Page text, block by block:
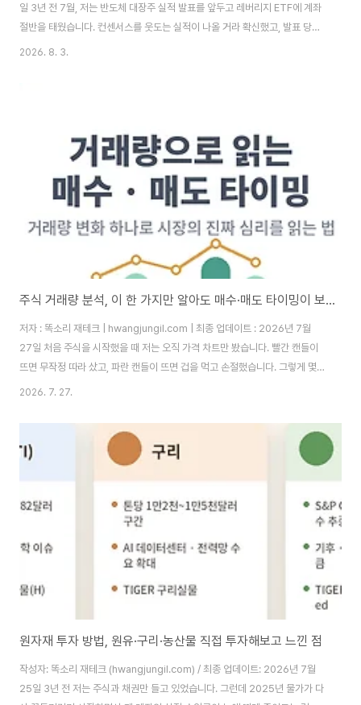
일 3년 전 7월, 저는 반도체 대장주 실적 발표를 앞두고 레버리지 ETF에 계좌
절반을 태웠습니다. 컨센서스를 웃도는 실적이 나올 거라 확신했고, 발표 당일
새벽까지 잠을 설쳐가며 시세창을 붙잡고 있었습니다. 결과는 예상과 정반대였
마다 어김없이 찾아옵니다. 개인 투자자가 이 구간을 어떻게 통과하느냐에..
2026. 8. 3.
주식 거래량 분석, 이 한 가지만 알아도 매수·매도 타이밍이 보입니다
저자 : 똑소리 재테크 | hwangjungil.com | 최종 업데이트 : 2026년 7월
27일 처음 주식을 시작했을 때 저는 오직 가격 차트만 봤습니다. 빨간 캔들이
뜨면 무작정 따라 샀고, 파란 캔들이 뜨면 겁을 먹고 손절했습니다. 그렇게 몇
번을 반복하다 보니 계좌는 조금씩 줄어들었고, 정작 왜 오르고 왜 내리는지는
매 방식이 초보 투자자를 가장 쉽게 무너뜨리는 함정이라는 점입니다. 가격은
언제든 조작된 것처럼 보이는 착시를 만들어낼 수 있습니다. 거래량이 뒷받침
되지 않은 상승은 며칠 안에 힘없이 꺾이는 경우가 많고, 그 사실을 모른 채 뒤
늦게 따라 들어간 투자자는 고점에서 물리는 경험을 하게 됩니다. 실제로 저..
2026. 7. 27.
원자재 투자 방법, 원유·구리·농산물 직접 투자해보고 느낀 점
작성자: 똑소리 재테크 (hwangjungil.com) / 최종 업데이트: 2026년 7월
25일 3년 전 저는 주식과 채권만 들고 있었습니다. 그런데 2025년 물가가 다